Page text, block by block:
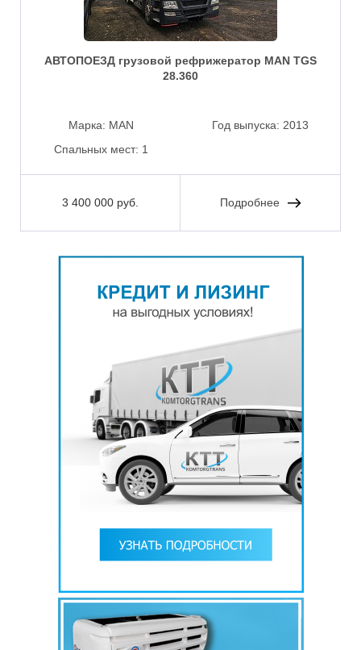
АВТОПОЕЗД грузовой рефрижератор MAN TGS
28.360
Марка: MAN Год выпуска: 2013
Спальных мест: 1
3 400 000 руб. Подробнее